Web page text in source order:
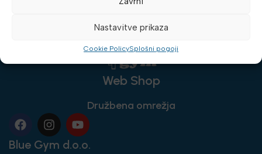
Nastavitve prikaza
Cookie PolicySplošni pogoji
Web Shop
Družbena omrežja
Blue Gym d.o.o.